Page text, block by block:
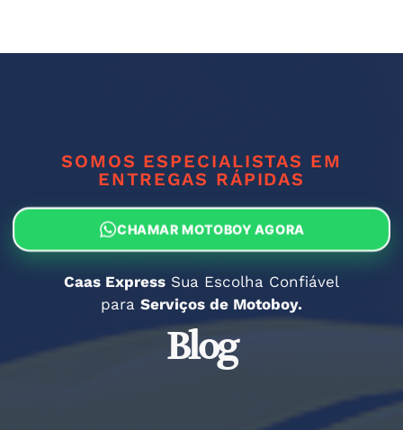
SOMOS ESPECIALISTAS EM
ENTREGAS RÁPIDAS
Blog
CHAMAR MOTOBOY AGORA
Caas Express Sua Escolha Confiável
para Serviços de Motoboy.